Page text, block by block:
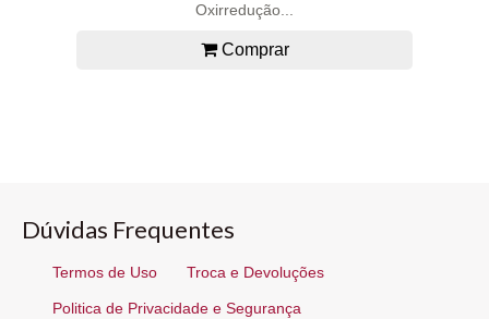
Oxirredução...
Comprar
Dúvidas Frequentes
Termos de Uso Troca e Devoluções
Politica de Privacidade e Segurança